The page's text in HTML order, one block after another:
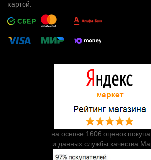
картой.
на основе 1606 оценок
и данных службы качества